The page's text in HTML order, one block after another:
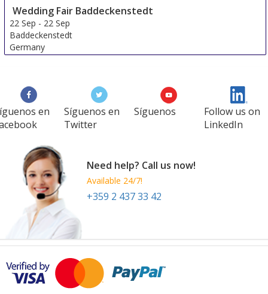
Wedding Fair Baddeckenstedt
22 Sep - 22 Sep
Baddeckenstedt
Germany
en
Síguenos en
Twitter
Síguenos
Follow us on
LinkedIn
Need help? Call us now!
Available 24/7!
+359 2 437 33 42